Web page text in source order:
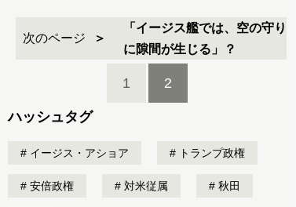
次のページ
「イージス艦では、空の守り
に隙間が生じる」？
1 2
ハッシュタグ
イージス・アショア トランプ政権
安倍政権 対米従属 秋田